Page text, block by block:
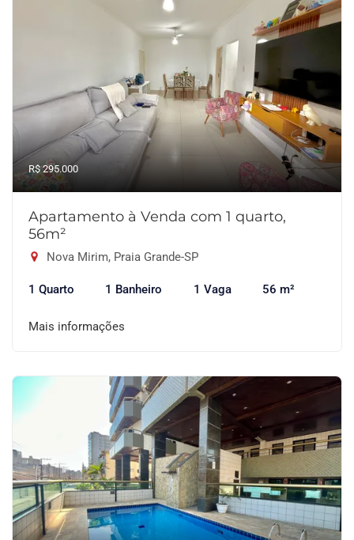
R$ 295.000
Apartamento à Venda com 1 quarto,
56m²
Nova Mirim, Praia Grande-SP
1 Quarto 1 Banheiro 1 Vaga 56 m²
Mais informações